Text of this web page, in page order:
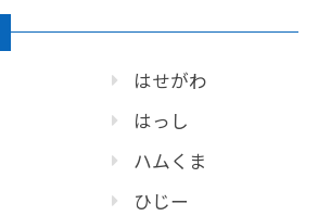
はせがわ
はっし
ハムくま
ひじー